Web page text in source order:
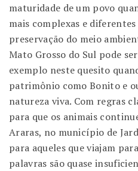
maturidade de um povo
mais complexas e
preservação do meio
Mato Grosso do Sul pode
exemplo neste quesito
patrimônio como Bonito e
natureza viva. Com regras
para que os animais
Araras, no município de
para aqueles que viajam
palavras são quase